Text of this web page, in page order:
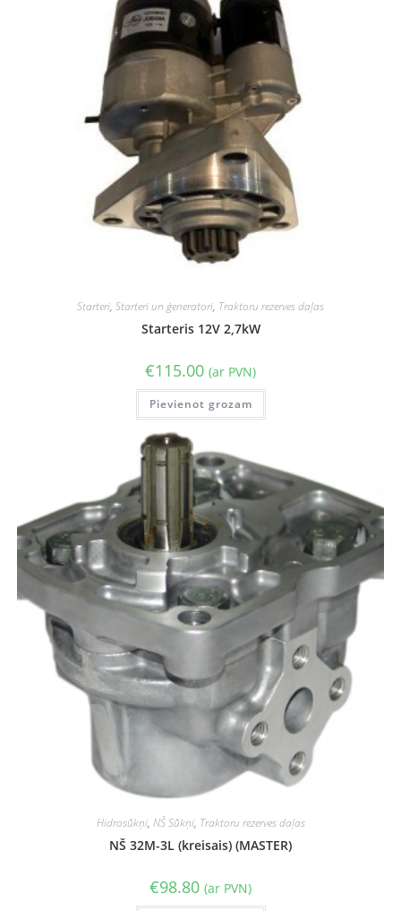
Starteri, Starteri un ģeneratori, Traktoru rezerves daļas
Starteris 12V 2,7kW
€115.00 (ar PVN)
Pievienot grozam
Hidrosūkņi, NŠ Sūkņi, Traktoru rezerves daļas
NŠ 32M-3L (kreisais) (MASTER)
€98.80 (ar PVN)